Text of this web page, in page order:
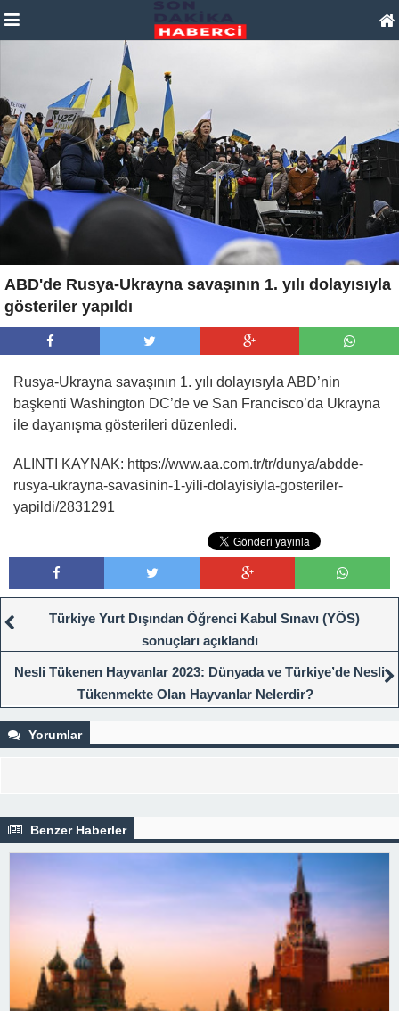
ABD'de Rusya-Ukrayna savaşının 1. yılı dolayısıyla
gösteriler yapıldı
Rusya-Ukrayna savaşının 1. yılı dolayısıyla ABD’nin
başkenti Washington DC’de ve San Francisco’da Ukrayna
ile dayanışma gösterileri düzenledi.
ALINTI KAYNAK: https://www.aa.com.tr/tr/dunya/abdde-
rusya-ukrayna-savasinin-1-yili-dolayisiyla-gosteriler-
yapildi/2831291
Türkiye Yurt Dışından Öğrenci Kabul Sınavı (YÖS)
sonuçları açıklandı
Nesli Tükenen Hayvanlar 2023: Dünyada ve Türkiye’de Nesli
Tükenmekte Olan Hayvanlar Nelerdir?
Yorumlar
Benzer Haberler